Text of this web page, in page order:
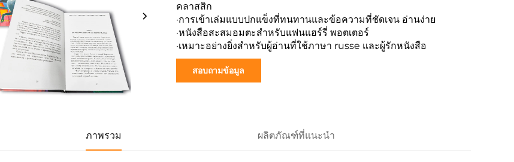
คลาสสิก
·การเข้าเล่มแบบปกแข็งที่ทนทานและข้อความที่ชัดเจน อ่านง่าย
·หนังสือสะสมอมตะสำหรับแฟนแฮร์รี่ พอตเตอร์
·เหมาะอย่างยิ่งสำหรับผู้อ่านที่ใช้ภาษา russe และผู้รักหนังสือ
สอบถามข้อมูล
ภาพรวม ผลิตภัณฑ์ที่แนะนำ